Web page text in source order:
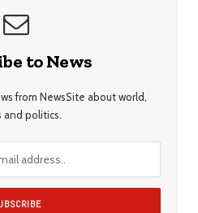
to News
from NewsSite about world,
and politics.